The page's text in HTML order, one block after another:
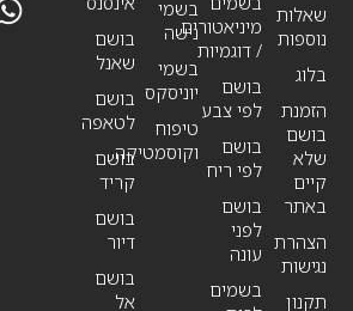
שאלות
נוספות
בלוג
הזמנת
בושם
שלא
קיים
באתר
הצהרת
נגישות
תקנון
בשמי
נישה
בשמי
יוניסקס
טיפוח
וקוסמטיקה
מיניאטורים
/ דוגמיות
בושם
לפי צבע
בושם
לפי ריח
בושם
לפני
עונה
בשמים
בושם
שאנל
בושם
לטאפה
בושם
קריד
בושם
דיור
בושם
אל